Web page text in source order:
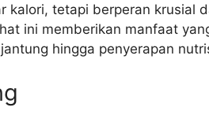
kalori, tetapi berperan krusial
ini memberikan manfaat
hingga penyerapan